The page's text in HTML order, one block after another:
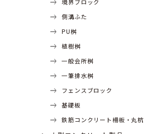
側溝ふた
PU桝
植樹桝
一般会所桝
一筆排水桝
フェンスブロック
基礎板
鉄筋コンクリート柵板・丸杭